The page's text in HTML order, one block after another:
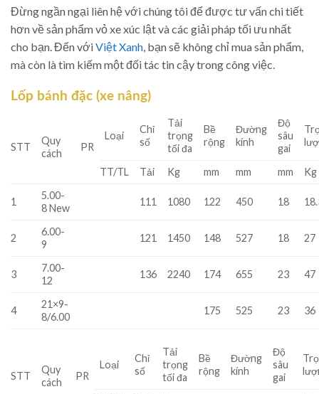
Đừng ngần ngại liên hệ với chúng tôi để được tư vấn chi tiết
hơn về sản phẩm vỏ xe xúc lật và các giải pháp tối ưu nhất
cho bạn. Đến vớiViệt Xanh, bạn sẽ không chỉ mua sản phẩm,
mà còn là tìm kiếm một đối tác tin cậy trong công việc.
Lốp bánh đặc (xe nâng)
STT
Quy
cách
PR
Loại
Chỉ
số
Tải
trọng
tối đa
Bề
rộng
Đường
kính
Độ
sâu
gai
TT/TL Tải Kg mm mm mm Kg
1
5.00-
8 New
111 1080 122 450 18
2
6.00-
9
121 1450 148 527 18 27
3
7.00-
12
136 2240 174 655 23 47
4
21×9-
8/6.00
175 525 23 36
STT
Quy
cách
PR
Loại
Chỉ
số
Tải
trọng
tối đa
Bề
rộng
Đường
kính
Độ
sâu
gai